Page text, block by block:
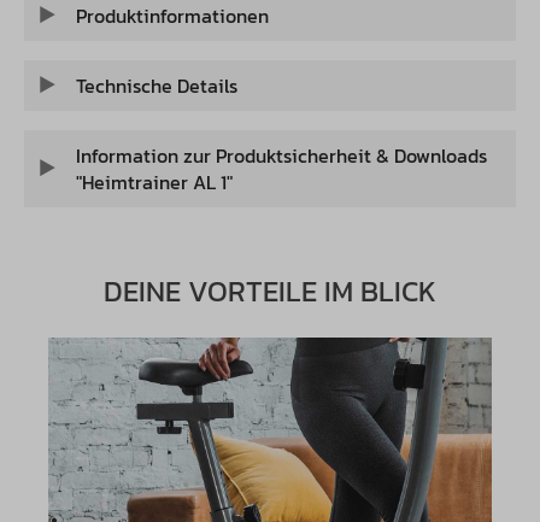
Produktinformationen
Technische Details
Information zur Produktsicherheit & Downloads
"Heimtrainer AL 1"
DEINE VORTEILE IM BLICK